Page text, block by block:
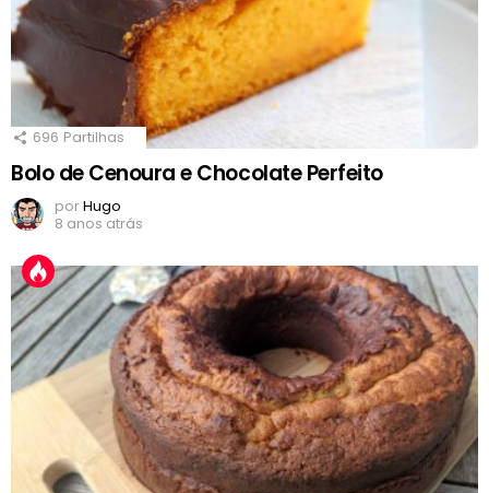
696 Partilhas
Bolo de Cenoura e Chocolate Perfeito
porHugo
8 anos atrás